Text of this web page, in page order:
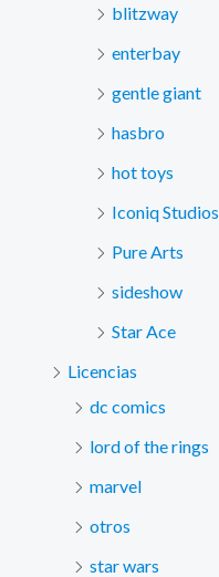
blitzway
enterbay
gentle giant
hasbro
hot toys
Iconiq Studios
Pure Arts
sideshow
Star Ace
Licencias
dc comics
lord of the rings
marvel
otros
star wars